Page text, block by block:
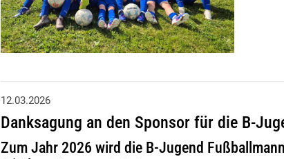
12.03.2026
Danksagung an den Sponsor für die B-
Zum Jahr 2026 wird die B-Jugend